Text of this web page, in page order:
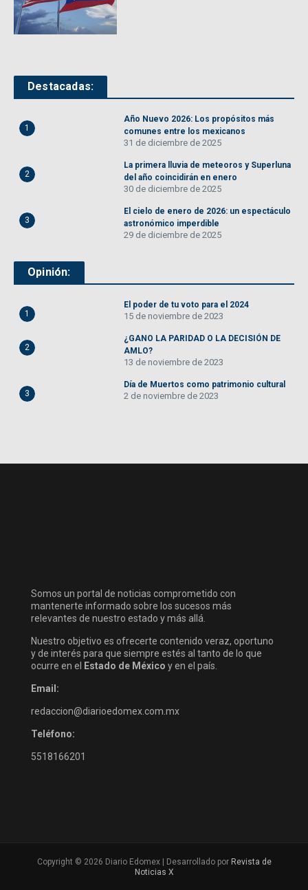
Destacadas:
1
Año Nuevo 2026: Los propósitos más
comunes entre los mexicanos
31 de diciembre de 2025
2
La primera lluvia de meteoros y Superluna
del año coincidirán en enero
30 de diciembre de 2025
3
El cielo de enero de 2026: un espectáculo
astronómico imperdible
29 de diciembre de 2025
Opinión:
1
El poder de tu voto para el 2024
15 de noviembre de 2023
2
¿GANO LA PARIDAD O LA DECISIÓN DE
AMLO?
13 de noviembre de 2023
3
Día de Muertos como patrimonio cultural
2 de noviembre de 2023
Somos un portal de noticias comprometido con
mantenerte informado sobre los sucesos más
relevantes de nuestro estado y más allá.
Nuestro objetivo es ofrecerte contenido veraz, oportuno
y de interés para que siempre estés al tanto de lo que
ocurre en el
Estado de México y en el país.
Email:
redaccion@diarioedomex.com.mx
Teléfono:
5518166201
Copyright © 2026 Diario Edomex | Desarrollado por Revista de
Noticias X